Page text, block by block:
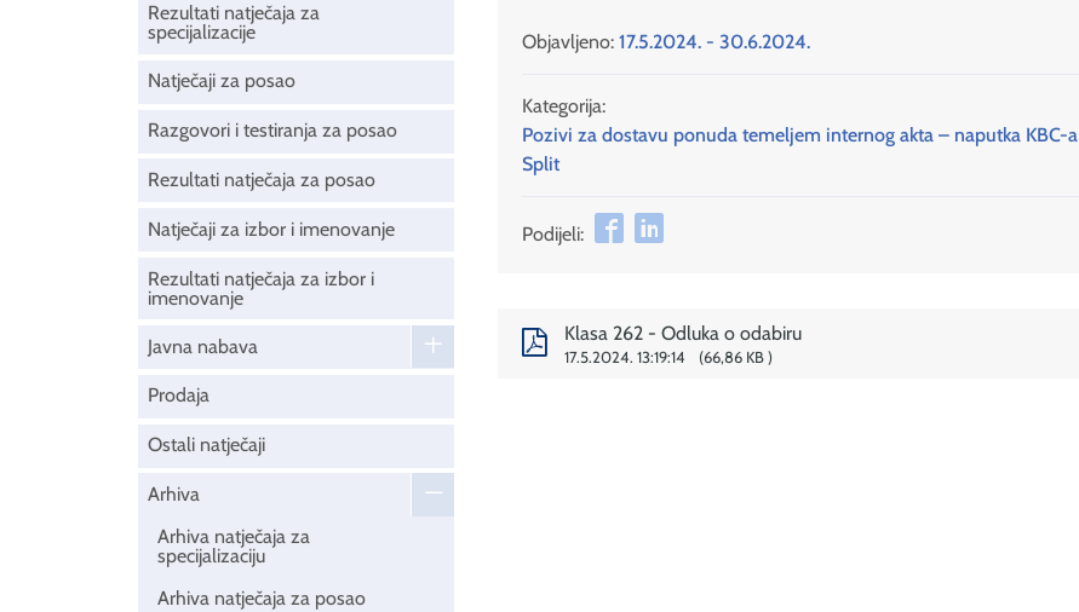
Rezultati natječaja za
specijalizacije
Natječaji za posao
Razgovori i testiranja za posao
Rezultati natječaja za posao
Natječaji za izbor i imenovanje
Rezultati natječaja za izbor i
imenovanje
Javna nabava
Prodaja
Ostali natječaji
Arhiva
Arhiva natječaja za
specijalizaciju
Arhiva natječaja za posao
Objavljeno: 17.5.2024. - 30.6.2024.
Kategorija:
Pozivi za dostavu ponuda temeljem internog akta – naputka KBC-a
Split
Podijeli:
Klasa 262 - Odluka o odabiru
17.5.2024. 13:19:14 66,86 KB